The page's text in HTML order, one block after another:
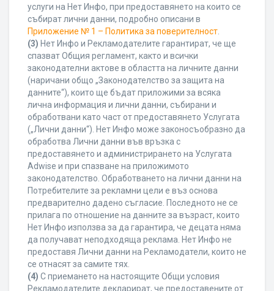
услуги на Нет Инфо, при предоставянето на които се
събират лични данни, подробно описани в
Приложение № 1 – Политика за поверителност
(3) Нет Инфо и Рекламодателите гарантират, че ще
спазват Общия регламент, както и всички
законодателни актове в областта на личните данни
(наричани общо „Законодателство за защита на
данните“), които ще бъдат приложими за всяка
лична информация и лични данни, събирани и
обработвани като част от предоставянето Услугата
(„Лични данни“). Нет Инфо може законосъобразно да
обработва Лични данни във връзка с
предоставянето и администрирането на Услугата
Adwise и при спазване на приложимото
законодателство. Обработването на лични данни на
Потребителите за рекламни цели е въз основа
предварително дадено съгласие. Последното не се
прилага по отношение на данните за възраст, които
Нет Инфо използва за да гарантира, че децата няма
да получават неподходяща реклама. Нет Инфо не
предоставя Лични данни на Рекламодатели, които не
се отнасят за самите тях.
(4) С приемането на настоящите Общи условия
Рекламодателите декларират, че предоставените от